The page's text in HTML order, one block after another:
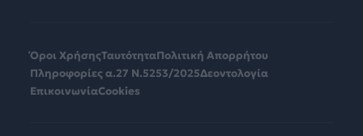
Όροι ΧρήσηςΤαυτότηταΠολιτική Απορρήτου
Πληροφορίες α.27 Ν.5253/2025Δεοντολογία
ΕπικοινωνίαCookies